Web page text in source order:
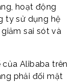
hoạt động
ty sử dụng hệ
sai sót và
Alibaba trên
phải đối mặt